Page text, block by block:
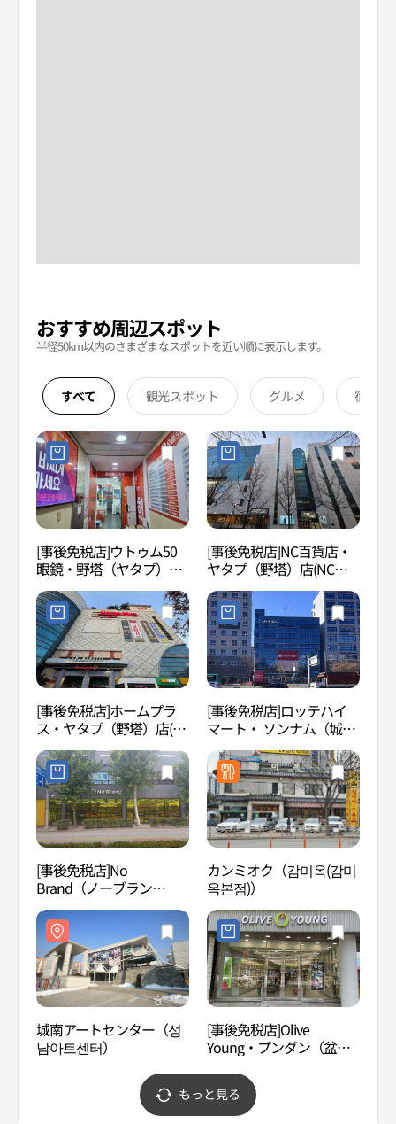
おすすめ周辺スポット
半径50km以内のさまざまなスポットを近い順に表示します。
すべて 観光スポット グルメ 宿泊
[事後免税店]ウトゥム50
眼鏡・野塔（ヤタプ）店
(으뜸50안경 야탑점)
[事後免税店]NC百貨店・
ヤタプ（野塔）店(NC백
화점 야탑점)
[事後免税店]ホームプラ
ス・ヤタプ（野塔）店(홈
플러스 야탑점)
[事後免税店]ロッテハイ
マート・ ソンナム（城
南）市庁店(롯데하이마트
성남시청점)
[事後免税店]No
Brand（ノーブラン
ド）・ソンナムヨス（城
南麗水）店(노브랜드 성남
여수점)
カンミオク（감미옥(감미
옥본점)）
城南アートセンター（성
남아트센터）
[事後免税店]Olive
Young・プンダン（盆
브영 분당아름마을점)
もっと見る
과